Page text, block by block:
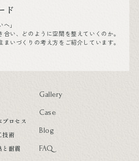
ド
」
い、どのように空間を整えていくのか。
いづくりの考え方をご紹介しています。
ロセス
技術
と耐震
Gallery
Case
Blog
FAQ